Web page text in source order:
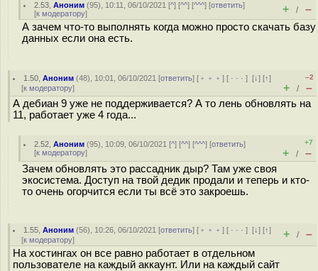
2.53 ,Аноним (95), 10:11, 06/10/2021 [^] [^^] [^^^] [ответить]
[к модератору] + / –
А зачем что-то выполнять когда можно просто скачать базу
данных если она есть.
1.50 ,Аноним (48), 10:01, 06/10/2021 [ответить] [ ﹢﹢﹢] [ · · ·][↓] [↑]
[к модератору]
–2
+ / –
А дебиан 9 уже не поддерживается? А то лень обновлять на
11, работает уже 4 года...
2.52 ,Аноним (95), 10:09, 06/10/2021 [^] [^^] [^^^] [ответить]
[к модератору]
+7
+ / –
Зачем обновлять это рассадник дыр? Там уже своя
экосистема. Доступ на твой дедик продали и теперь и кто-
то очень огорчится если ты всё это закроешь.
1.55 ,Аноним (56), 10:26, 06/10/2021 [ответить] [ ﹢﹢﹢] [ · · ·][↓] [↑]
[к модератору] + / –
На хостингах он все равно работает в отдельном
пользователе на каждый аккаунт. Или на каждый сайт